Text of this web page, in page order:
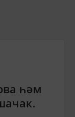
һәм